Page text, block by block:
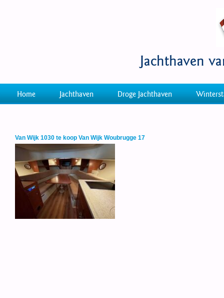
Jachthaven
Home Jachthaven Droge Jachthaven
Van Wijk 1030 te koop Van Wijk Woubrugge 17